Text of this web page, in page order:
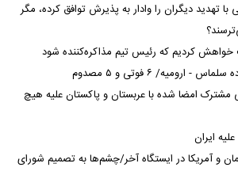
تهدید دیگران را وادار به پذیرش توافق کرده، مگر
خواهش کردیم که رئیس تیم مذاکره‌کننده شود
ارومیه/ ۶ فوتی و ۵ مصدوم
مشترک امضا شده با عربستان و پاکستان علیه هیچ
ایران
و آمریکا در ایستگاه آخر/چشم‌ها به تصمیم شورای